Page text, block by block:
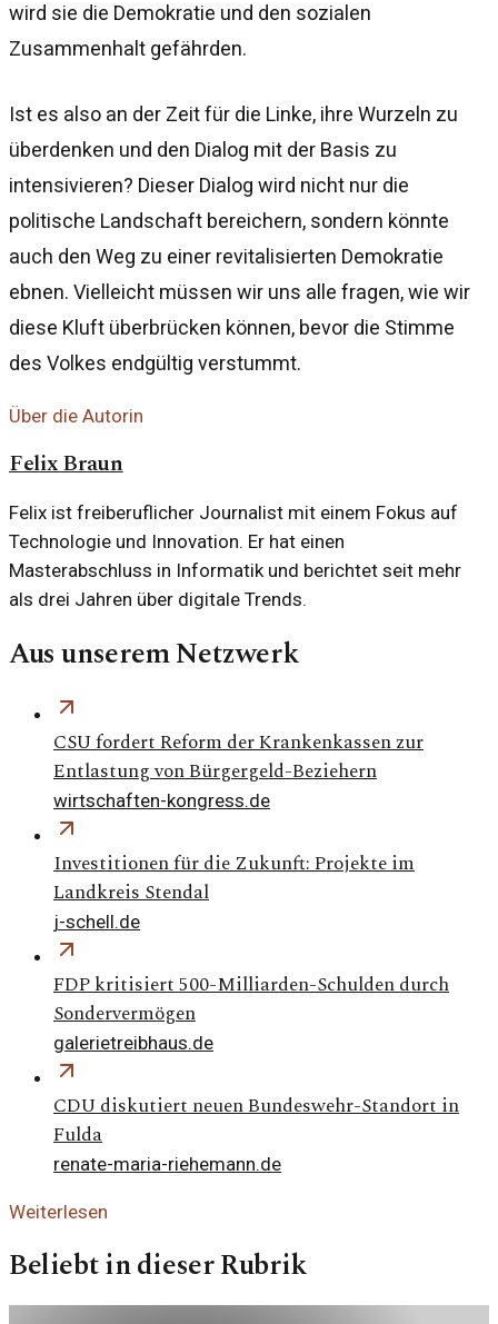
wird sie die Demokratie und den sozialen
Zusammenhalt gefährden.
Ist es also an der Zeit für die Linke, ihre Wurzeln zu
überdenken und den Dialog mit der Basis zu
intensivieren? Dieser Dialog wird nicht nur die
politische Landschaft bereichern, sondern könnte
auch den Weg zu einer revitalisierten Demokratie
ebnen. Vielleicht müssen wir uns alle fragen, wie wir
diese Kluft überbrücken können, bevor die Stimme
des Volkes endgültig verstummt.
Über die Autorin
Felix Braun
Felix ist freiberuflicher Journalist mit einem Fokus auf
Technologie und Innovation. Er hat einen
Masterabschluss in Informatik und berichtet seit mehr
als drei Jahren über digitale Trends.
Aus unserem Netzwerk
CSU fordert Reform der Krankenkassen zur
Entlastung von Bürgergeld-Beziehern
wirtschaften-kongress.de
Investitionen für die Zukunft: Projekte im
Landkreis Stendal
j-schell.de
FDP kritisiert 500-Milliarden-Schulden durch
Sondervermögen
galerietreibhaus.de
CDU diskutiert neuen Bundeswehr-Standort in
Fulda
renate-maria-riehemann.de
Weiterlesen
Beliebt in dieser Rubrik